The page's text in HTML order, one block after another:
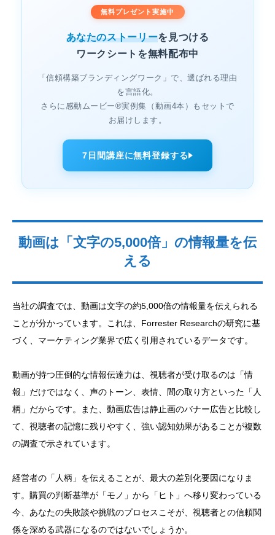
無料プレゼント実施中
あなたのストーリーを見つける
ワークシートを無料配布中
「信頼構築ブランディングワーク」で、選ばれる理由
を言語化。
さらに感動ムービー®実例集（動画4本）もセットで
お届けします。
7日間講座に無料登録する
動画は「文字の5,000倍」の情報量を伝
える
当社の調査では、動画は文字の約5,000倍の情報量を伝えられる
ことが分かっています。これは、Forrester Researchの研究に基
づく、マーケティング業界で広く引用されているデータです。
動画が持つ圧倒的な情報伝達力は、視聴者が受け取るのは「情
報」だけではなく、声のトーン、表情、間の取り方といった「人
柄」だからです。また、動画広告は静止画のバナー広告と比較し
て、視聴者の記憶に残りやすく、強い認知効果があることが複数
の調査で示されています。
経営者の「人柄」を伝えることが、最大の差別化要因になりま
す。購買の判断基準が「モノ」から「ヒト」へ移り変わっている
今、あなたの失敗談や挑戦のプロセスこそが、視聴者との信頼関
係を深める武器になるのではないでしょうか。